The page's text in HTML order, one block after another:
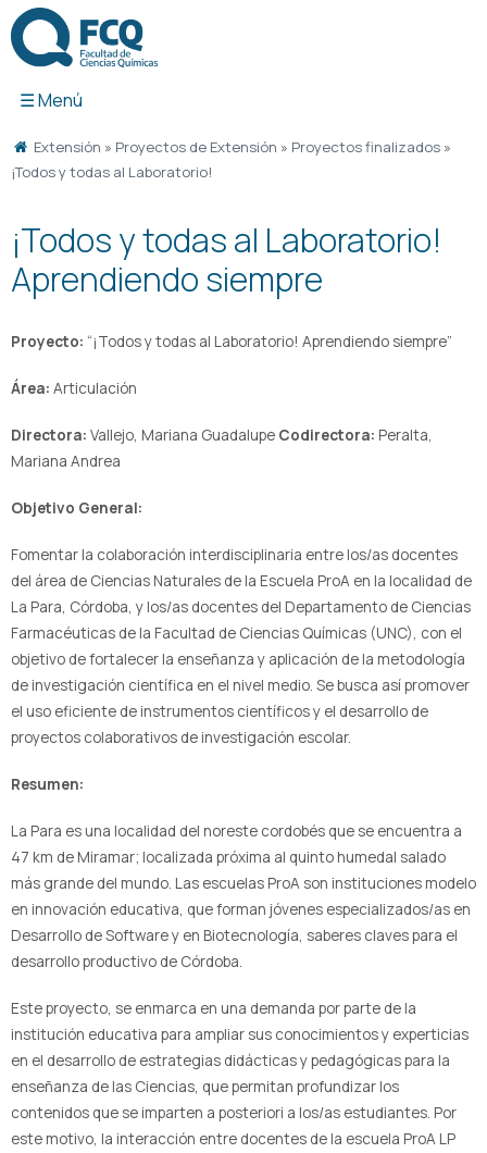
contenido
Extensión » Proyectos de Extensión » Proyectos finalizados »
¡Todos y todas al Laboratorio!
¡Todos y todas al Laboratorio!
Aprendiendo siempre
Proyecto: “¡Todos y todas al Laboratorio! Aprendiendo siempre”
Área: Articulación
Directora: Vallejo, Mariana Guadalupe Codirectora: Peralta,
Mariana Andrea
Objetivo General:
Fomentar la colaboración interdisciplinaria entre los/as docentes
del área de Ciencias Naturales de la Escuela ProA en la localidad de
La Para, Córdoba, y los/as docentes del Departamento de Ciencias
Farmacéuticas de la Facultad de Ciencias Químicas (UNC), con el
objetivo de fortalecer la enseñanza y aplicación de la metodología
de investigación científica en el nivel medio. Se busca así promover
el uso eficiente de instrumentos científicos y el desarrollo de
proyectos colaborativos de investigación escolar.
Resumen:
La Para es una localidad del noreste cordobés que se encuentra a
47 km de Miramar; localizada próxima al quinto humedal salado
más grande del mundo. Las escuelas ProA son instituciones modelo
en innovación educativa, que forman jóvenes especializados/as en
Desarrollo de Software y en Biotecnología, saberes claves para el
desarrollo productivo de Córdoba.
Este proyecto, se enmarca en una demanda por parte de la
institución educativa para ampliar sus conocimientos y experticias
en el desarrollo de estrategias didácticas y pedagógicas para la
enseñanza de las Ciencias, que permitan profundizar los
contenidos que se imparten a posteriori a los/as estudiantes. Por
este motivo, la interacción entre docentes de la escuela ProA LP